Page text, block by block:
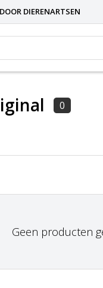
DIERENARTSEN
0
Geen producten